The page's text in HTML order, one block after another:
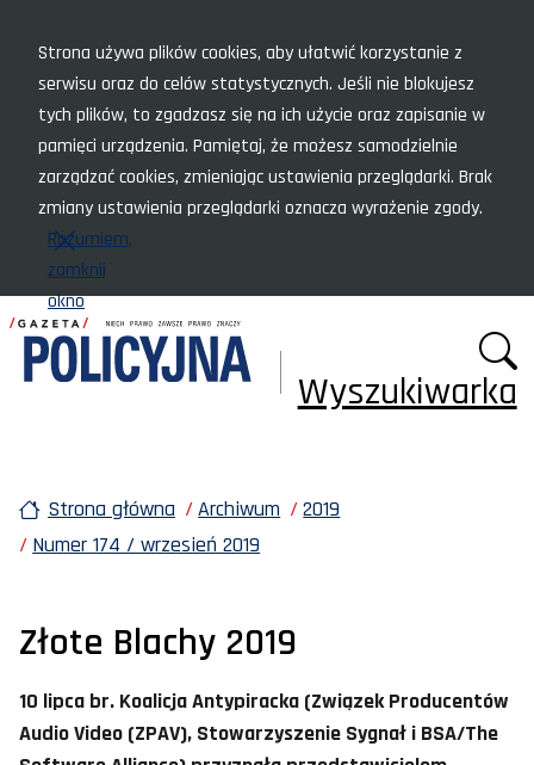
Strona używa plików cookies, aby ułatwić korzystanie z
serwisu oraz do celów statystycznych. Jeśli nie blokujesz
tych plików, to zgadzasz się na ich użycie oraz zapisanie w
pamięci urządzenia. Pamiętaj, że możesz samodzielnie
zarządzać cookies, zmieniając ustawienia przeglądarki. Brak
zmiany ustawienia przeglądarki oznacza wyrażenie zgody.
Rozumiem,
zamknij
okno
Wyszukiwarka
Strona główna Archiwum
2019
Numer 174 / wrzesień 2019
Złote Blachy 2019
10 lipca br. Koalicja Antypiracka (Związek Producentów
Audio Video (ZPAV), Stowarzyszenie Sygnał i BSA/The